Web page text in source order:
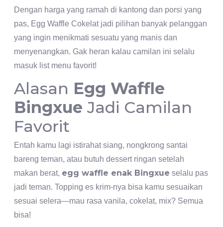
Dengan harga yang ramah di kantong dan porsi yang
pas, Egg Waffle Cokelat jadi pilihan banyak pelanggan
yang ingin menikmati sesuatu yang manis dan
menyenangkan. Gak heran kalau camilan ini selalu
masuk list menu favorit!
Alasan Egg Waffle
Bingxue Jadi Camilan
Favorit
Entah kamu lagi istirahat siang, nongkrong santai
bareng teman, atau butuh dessert ringan setelah
makan berat, egg waffle enak Bingxue selalu pas
jadi teman. Topping es krim-nya bisa kamu sesuaikan
sesuai selera—mau rasa vanila, cokelat, mix? Semua
bisa!